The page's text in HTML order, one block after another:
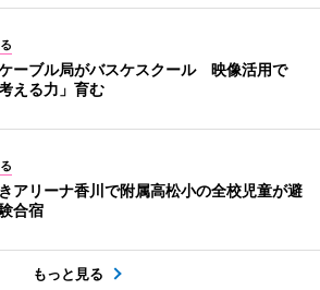
ーブル局がバスケスクール 映像活用で
考える力」育む
アリーナ香川で附属高松小の全校児童が避
合宿
もっと見る